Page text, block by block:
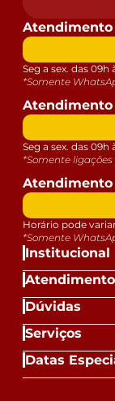
Institucional
Atendimento
Dúvidas
Serviços
Datas
Atendimento
Seg a sex. das 09h
*Somente
Atendimento
Seg a sex. das 09h
*Somente
Atendimento
Horário pode
*Somente